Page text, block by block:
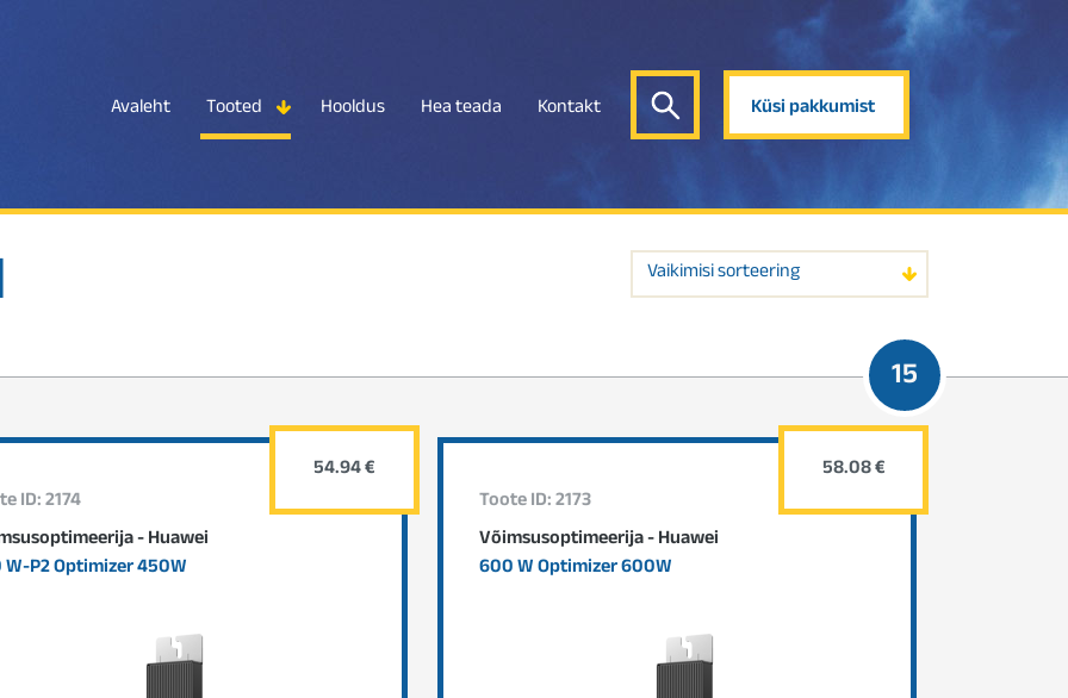
Avaleht Tooted Hooldus Hea teada Kontakt Küsi pakkumist
Vaikimisi sorteering
15
ID: 2174
- Huawei
P2 Optimizer 450W
54.94 €
Toote ID: 2173
Võimsusoptimeerija - Huawei
600 W Optimizer 600W
58.08 €